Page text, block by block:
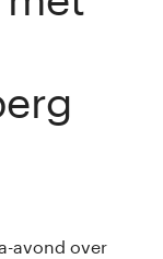
avond over